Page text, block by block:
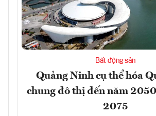
Bất động sản
Quảng Ninh cụ thể hóa
chung đô thị đến năm
2075